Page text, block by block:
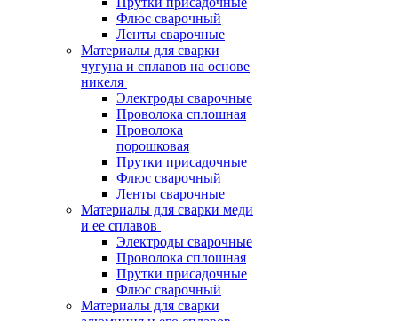
Флюс сварочный
Ленты сварочные
Материалы для сварки
чугуна и сплавов на основе
никеля
Электроды сварочные
Проволока сплошная
Проволока
порошковая
Прутки присадочные
Флюс сварочный
Ленты сварочные
Материалы для сварки меди
и ее сплавов
Электроды сварочные
Проволока сплошная
Прутки присадочные
Флюс сварочный
Материалы для сварки